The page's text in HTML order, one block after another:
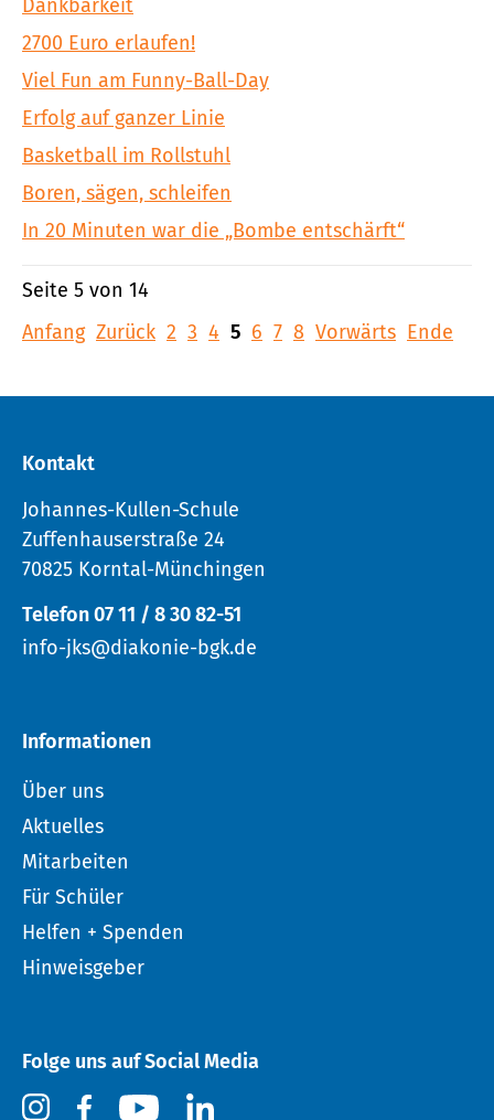
Dankbarkeit
2700 Euro erlaufen!
Viel Fun am Funny-Ball-Day
Erfolg auf ganzer Linie
Basketball im Rollstuhl
Boren, sägen, schleifen
In 20 Minuten war die „Bombe entschärft“
Seite 5 von 14
Anfang Zurück 2 3 4 5 6 7 8 Vorwärts Ende
Kontakt
Johannes-Kullen-Schule
Zuffenhauserstraße 24
70825 Korntal-Münchingen
Telefon 07 11 / 8 30 82-51
info-jks@diakonie-bgk.de
Informationen
Über uns
Aktuelles
Mitarbeiten
Für Schüler
Helfen + Spenden
Hinweisgeber
Folge uns auf Social Media